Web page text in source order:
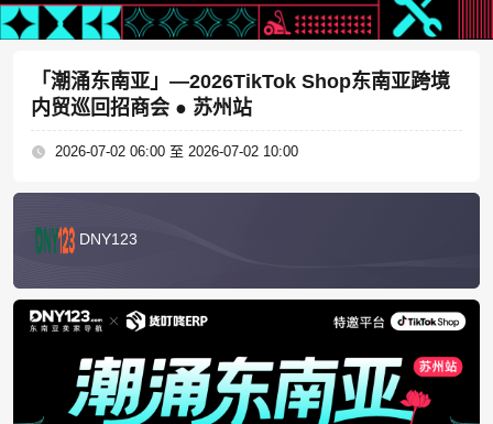
「潮涌东南亚」—2026TikTok Shop东南亚跨境
内贸巡回招商会 ● 苏州站
2026-07-02 06:00 至 2026-07-02 10:00
DNY123